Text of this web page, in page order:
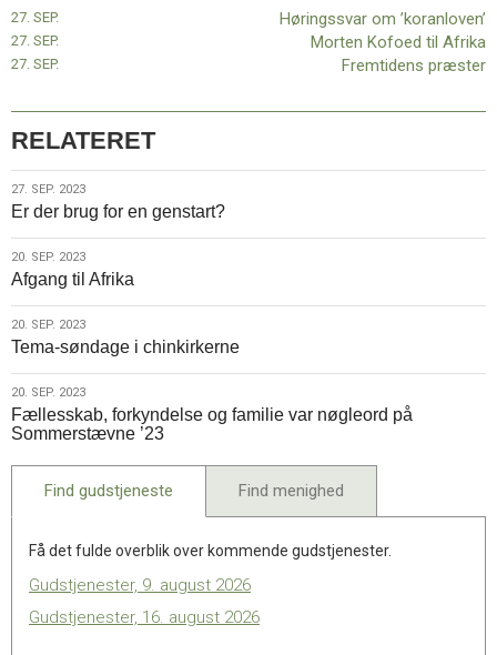
aktive
danskere
lever
sundere
Høringssvar om ’koranloven’
27. SEP.
Morten Kofoed til Afrika
27. SEP.
Fremtidens præster
27. SEP.
RELATERET
27.
sep.
2023
27. SEP. 2023
Er der brug for en genstart?
20.
sep.
2023
20. SEP. 2023
Afgang til Afrika
20.
sep.
2023
20. SEP. 2023
Tema-søndage i chinkirkerne
20.
sep.
2023
20. SEP. 2023
Fællesskab, forkyndelse og familie var nøgleord på
Sommerstævne ’23
Find gudstjeneste Find menighed
Få det fulde overblik over kommende gudstjenester.
Gudstjenester, 9. august 2026
Gudstjenester, 16. august 2026